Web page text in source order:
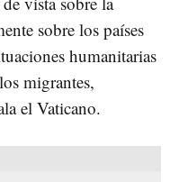
sobre los países
humanitarias
migrantes,
el Vaticano.